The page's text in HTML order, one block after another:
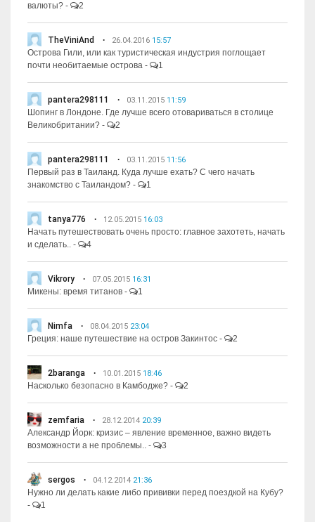
валюты? - 2
TheViniAnd 26.04.2016 15:57
Острова Гили, или как туристическая индустрия поглощает
почти необитаемые острова - 1
pantera298111 03.11.2015 11:59
Шопинг в Лондоне. Где лучше всего отовариваться в столице
Великобритании? - 2
pantera298111 03.11.2015 11:56
Первый раз в Таиланд. Куда лучше ехать? С чего начать
знакомство с Таиландом? - 1
tanya776 12.05.2015 16:03
Начать путешествовать очень просто: главное захотеть, начать
и сделать.. - 4
Vikrory 07.05.2015 16:31
Микены: время титанов - 1
Nimfa 08.04.2015 23:04
Греция: наше путешествие на остров Закинтос - 2
2baranga 10.01.2015 18:46
Насколько безопасно в Камбодже? - 2
zemfaria 28.12.2014 20:39
Александр Йорк: кризис – явление временное, важно видеть
возможности а не проблемы.. - 3
sergos 04.12.2014 21:36
Нужно ли делать какие либо прививки перед поездкой на Кубу?
-
1